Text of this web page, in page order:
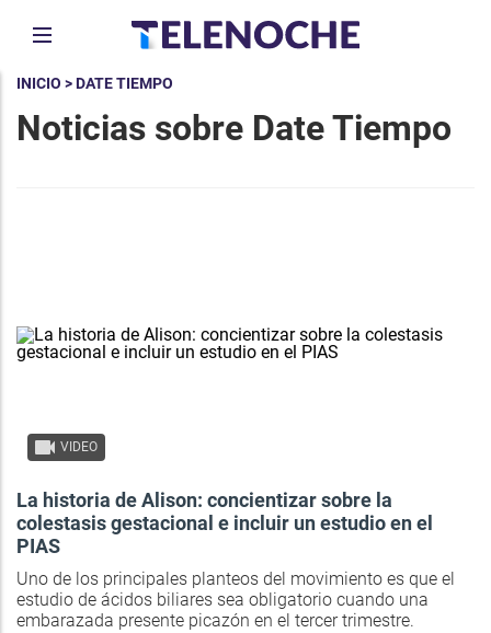
INICIO > DATE TIEMPO
Noticias sobre Date Tiempo
VIDEO
La historia de Alison: concientizar sobre la
colestasis gestacional e incluir un estudio en el
PIAS
Uno de los principales planteos del movimiento es que el
estudio de ácidos biliares sea obligatorio cuando una
embarazada presente picazón en el tercer trimestre.